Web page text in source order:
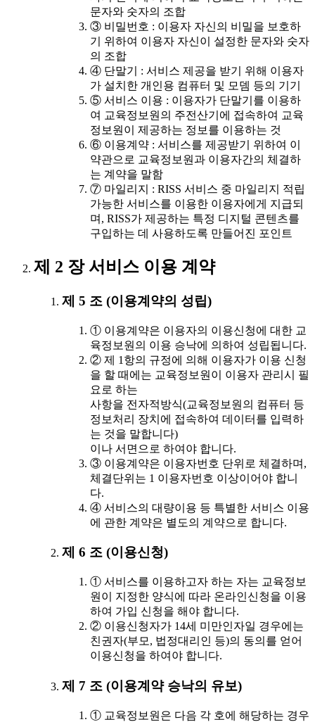
문자와 숫자의 조합
③ 비밀번호 : 이용자 자신의 비밀을 보호하
기 위하여 이용자 자신이 설정한 문자와 숫자
의 조합
④ 단말기 : 서비스 제공을 받기 위해 이용자
가 설치한 개인용 컴퓨터 및 모뎀 등의 기기
⑤ 서비스 이용 : 이용자가 단말기를 이용하
여 교육정보원의 주전산기에 접속하여 교육
정보원이 제공하는 정보를 이용하는 것
⑥ 이용계약 : 서비스를 제공받기 위하여 이
약관으로 교육정보원과 이용자간의 체결하
는 계약을 말함
⑦ 마일리지 : RISS 서비스 중 마일리지 적립
가능한 서비스를 이용한 이용자에게 지급되
며, RISS가 제공하는 특정 디지털 콘텐츠를
구입하는 데 사용하도록 만들어진 포인트
제 2 장 서비스 이용 계약
제 5 조 (이용계약의 성립)
① 이용계약은 이용자의 이용신청에 대한 교
육정보원의 이용 승낙에 의하여 성립됩니다.
② 제 1항의 규정에 의해 이용자가 이용 신청
을 할 때에는 교육정보원이 이용자 관리시 필
요로 하는
사항을 전자적방식(교육정보원의 컴퓨터 등
정보처리 장치에 접속하여 데이터를 입력하
는 것을 말합니다)
이나 서면으로 하여야 합니다.
③ 이용계약은 이용자번호 단위로 체결하며,
체결단위는 1 이용자번호 이상이어야 합니
다.
④ 서비스의 대량이용 등 특별한 서비스 이용
에 관한 계약은 별도의 계약으로 합니다.
제 6 조 (이용신청)
① 서비스를 이용하고자 하는 자는 교육정보
원이 지정한 양식에 따라 온라인신청을 이용
하여 가입 신청을 해야 합니다.
② 이용신청자가 14세 미만인자일 경우에는
친권자(부모, 법정대리인 등)의 동의를 얻어
이용신청을 하여야 합니다.
제 7 조 (이용계약 승낙의 유보)
① 교육정보원은 다음 각 호에 해당하는 경우